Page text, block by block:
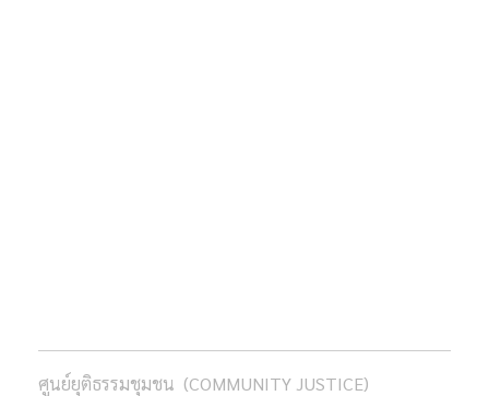
ศูนย์ยุติธรรมชุมชน (COMMUNITY JUSTICE)